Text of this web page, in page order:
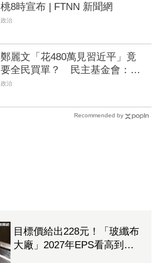
桃8時宣布 | FTNN 新聞網
政治
鄭麗文「花480萬見習近平」竟
要全民買單？ 民主基金會：補
助申請沒撤回
政治
Recommended by
目標價給出228元！「玻纖布
大廠」2027年EPS看高到